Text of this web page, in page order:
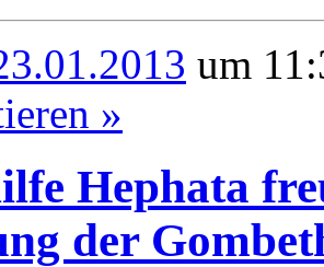
um
»
Hephata
der